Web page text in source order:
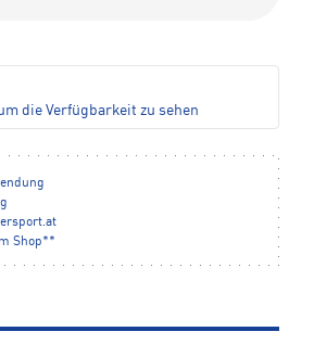
die Verfügbarkeit zu sehen
Shop**